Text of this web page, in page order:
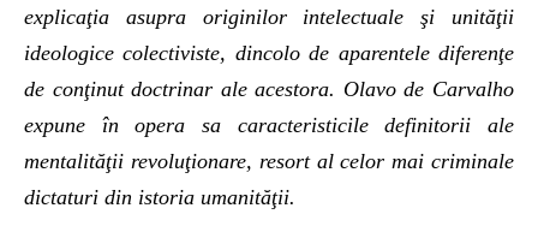
explicaţia asupra originilor intelectuale şi unităţii
ideologice colectiviste, dincolo de aparentele diferenţe
de conţinut doctrinar ale acestora. Olavo de Carvalho
expune în opera sa caracteristicile definitorii ale
mentalităţii revoluţionare, resort al celor mai criminale
dictaturi din istoria umanităţii.